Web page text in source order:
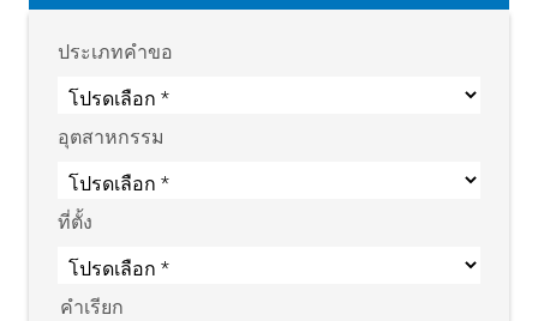
ประเภทคำขอ
อุตสาหกรรม
ที่ตั้ง
คำเรียก